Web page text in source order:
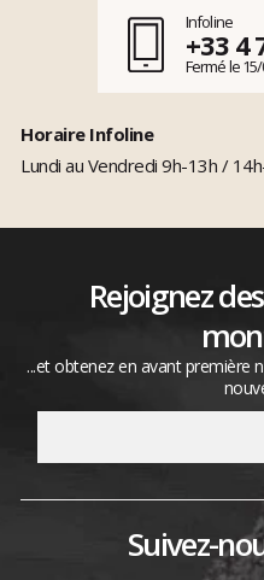
Infoline
+33 4
Fermé le
Horaire Infoline
Lundi au Vendredi 9h-13h /
Rejoignez
...et obtenez en avant première
Suivez-